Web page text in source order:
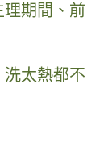
期間、前
太熱都不